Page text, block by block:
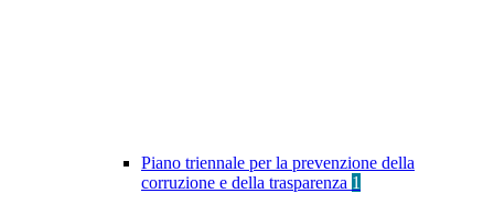
Piano triennale per la prevenzione della
corruzione e della trasparenza 1